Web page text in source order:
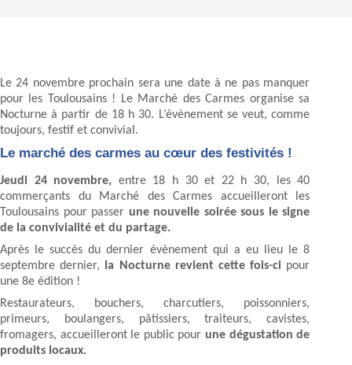
Le 24 novembre prochain sera une date à ne pas manquer
pour les Toulousains ! Le Marché des Carmes organise sa
Nocturne à partir de 18 h 30. L’évènement se veut, comme
toujours, festif et convivial.
Le marché des carmes au cœur des festivités !
Jeudi 24 novembre, entre 18 h 30 et 22 h 30, les 40
commerçants du Marché des Carmes accueilleront les
Toulousains pour passer une nouvelle soirée sous le signe
de la convivialité et du partage.
Après le succès du dernier évènement qui a eu lieu le 8
septembre dernier,
la Nocturne revient cette fois-ci pour
une 8e édition !
Restaurateurs, bouchers, charcutiers, poissonniers,
primeurs, boulangers, pâtissiers, traiteurs, cavistes,
fromagers, accueilleront le public pourune dégustation de
produits locaux.